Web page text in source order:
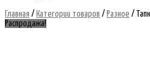
Главная / Категории товаров / Разное /
Распродажа!